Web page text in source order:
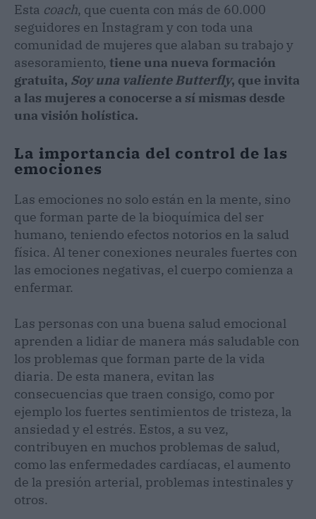
Esta coach, que cuenta con más de 60.000
seguidores en Instagram y con toda una
comunidad de mujeres que alaban su trabajo y
asesoramiento, tiene una nueva formación
gratuita, Soy una valiente Butterfly, que invita
a las mujeres a conocerse a sí mismas desde
una visión holística.
La importancia del control de las
emociones
Las emociones no solo están en la mente, sino
que forman parte de la bioquímica del ser
humano, teniendo efectos notorios en la salud
física. Al tener conexiones neurales fuertes con
las emociones negativas, el cuerpo comienza a
enfermar.
Las personas con una buena salud emocional
aprenden a lidiar de manera más saludable con
los problemas que forman parte de la vida
diaria. De esta manera, evitan las
consecuencias que traen consigo, como por
ejemplo los fuertes sentimientos de tristeza, la
ansiedad y el estrés. Estos, a su vez,
contribuyen en muchos problemas de salud,
como las enfermedades cardíacas, el aumento
de la presión arterial, problemas intestinales y
otros.